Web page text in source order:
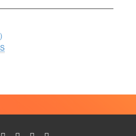
)